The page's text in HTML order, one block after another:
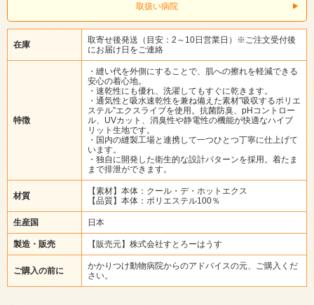
取扱い病院
在庫
取寄せ後発送（目安：2～10日営業日）※ご注文受付後
にお届け日をご連絡
特徴
・縫い代を外側にすることで、肌への擦れを軽減できる
安心の着心地。
・速乾性にも優れ、洗濯してもすぐに乾きます。
・通気性と吸水速乾性を兼ね備えた素材”吸収するポリエ
ステル”エクスライブを使用。抗菌防臭、pHコントロー
ル、UVカット、消臭性や静電性の機能が快適なハイブ
リット生地です。
・国内の縫製工場と連携して一つひとつ丁寧に仕上げて
います。
・独自に開発した衛生的な設計パターンを採用。着たま
まで排泄ができます。
材質
【素材】本体：クール・デ・ホットエクス
【品質】本体：ポリエステル100％
生産国 日本
製造・販売 【販売元】株式会社すとろーはうす
ご購入の前に
かかりつけ動物病院からのアドバイスの元、ご購入くだ
さい。